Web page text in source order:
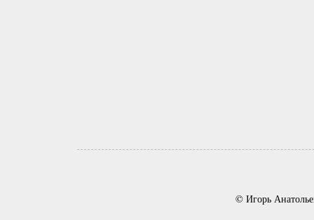
© Игорь